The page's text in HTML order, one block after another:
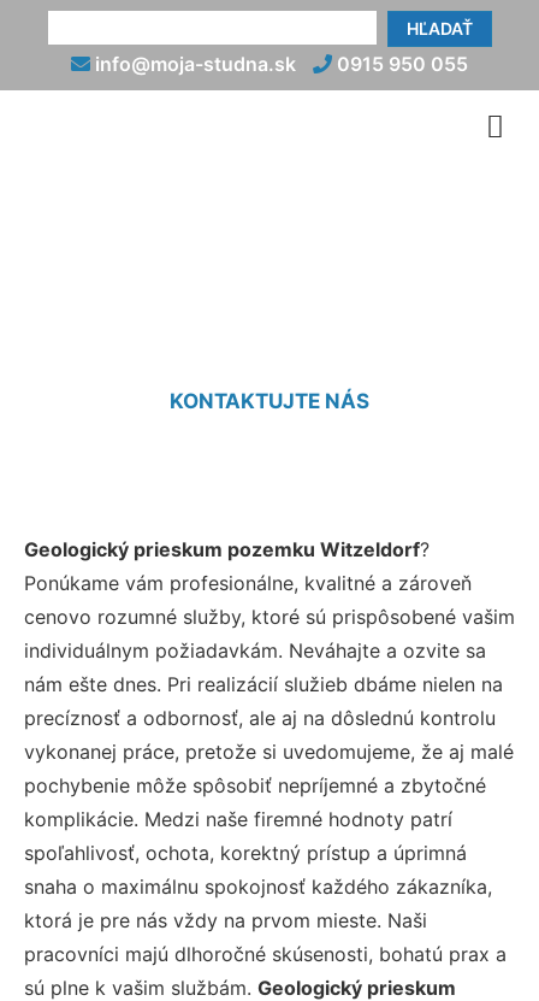
HĽADAŤ
info@moja-studna.sk 0915 950 055
KONTAKTUJTE NÁS
Geologický prieskum pozemku Witzeldorf?
Ponúkame vám profesionálne, kvalitné a zároveň
cenovo rozumné služby, ktoré sú prispôsobené vašim
individuálnym požiadavkám. Neváhajte a ozvite sa
nám ešte dnes. Pri realizácií služieb dbáme nielen na
precíznosť a odbornosť, ale aj na dôslednú kontrolu
vykonanej práce, pretože si uvedomujeme, že aj malé
pochybenie môže spôsobiť nepríjemné a zbytočné
komplikácie. Medzi naše firemné hodnoty patrí
spoľahlivosť, ochota, korektný prístup a úprimná
snaha o maximálnu spokojnosť každého zákazníka,
ktorá je pre nás vždy na prvom mieste. Naši
pracovníci majú dlhoročné skúsenosti, bohatú prax a
sú plne k vašim službám. Geologický prieskum